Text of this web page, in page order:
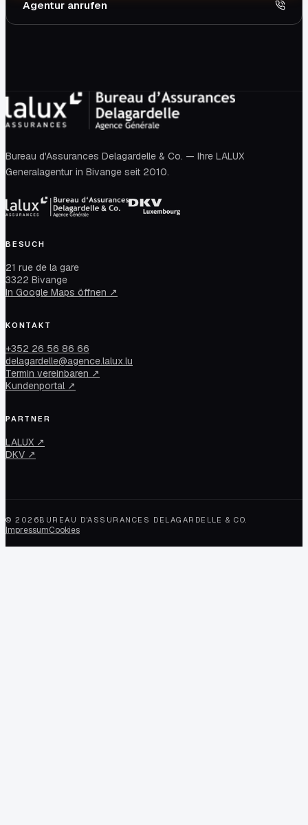
Agentur anrufen
Bureau d'Assurances Delagardelle & Co. — Ihre LALUX
Generalagentur in Bivange seit 2010.
BESUCH
21 rue de la gare
3322 Bivange
In Google Maps öffnen ↗
KONTAKT
+352 26 56 86 66
delagardelle@agence.lalux.lu
Termin vereinbaren ↗
Kundenportal ↗
PARTNER
LALUX ↗
DKV ↗
©2026BUREAU D'ASSURANCES DELAGARDELLE & CO.
ImpressumCookies